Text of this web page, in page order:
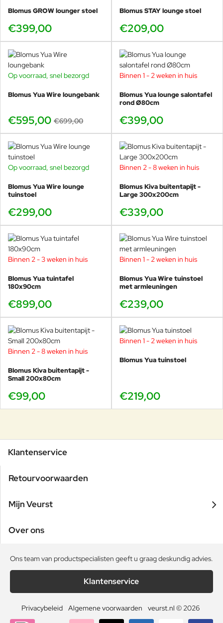
Blomus GROW lounger stoel
€399,00
Blomus STAY lounge stoel
€209,00
-15%
Op voorraad, snel bezorgd
Blomus Yua Wire loungebank
€595,00 €699,00
Binnen 1 - 2 weken in huis
Blomus Yua lounge salontafel
rond Ø80cm
€399,00
Op voorraad, snel bezorgd
Blomus Yua Wire lounge
tuinstoel
€299,00
Binnen 2 - 8 weken in huis
Blomus Kiva buitentapijt -
Large 300x200cm
€339,00
Binnen 2 - 3 weken in huis
Blomus Yua tuintafel
180x90cm
€899,00
Binnen 1 - 2 weken in huis
Blomus Yua Wire tuinstoel
met armleuningen
€239,00
Binnen 2 - 8 weken in huis
Blomus Kiva buitentapijt -
Small 200x80cm
€99,00
Binnen 1 - 2 weken in huis
Blomus Yua tuinstoel
€219,00
Klantenservice
Retourvoorwaarden
Mijn Veurst
Over ons
Ons team van productspecialisten geeft u graag deskundig advies.
Klantenservice
Privacybeleid Algemene voorwaarden veurst.nl © 2026